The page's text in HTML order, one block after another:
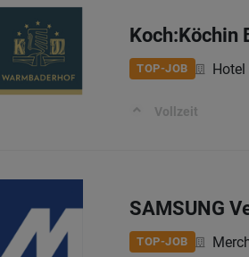
Koch:Köchin
TOP-JOB
Vollzeit
SAMSUNG
TOP-JOB